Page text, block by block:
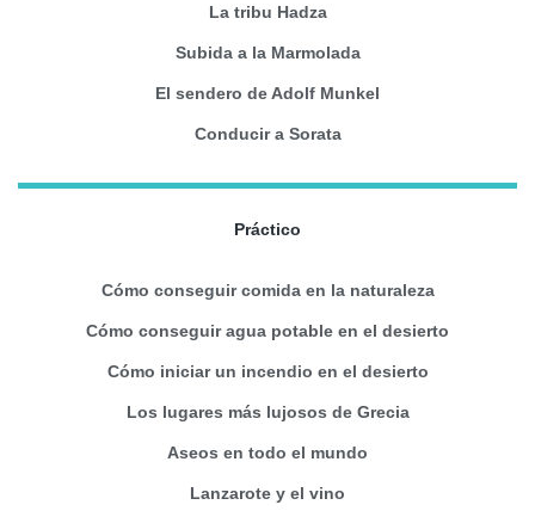
La tribu Hadza
Subida a la Marmolada
El sendero de Adolf Munkel
Conducir a Sorata
Práctico
Cómo conseguir comida en la naturaleza
Cómo conseguir agua potable en el desierto
Cómo iniciar un incendio en el desierto
Los lugares más lujosos de Grecia
Aseos en todo el mundo
Lanzarote y el vino